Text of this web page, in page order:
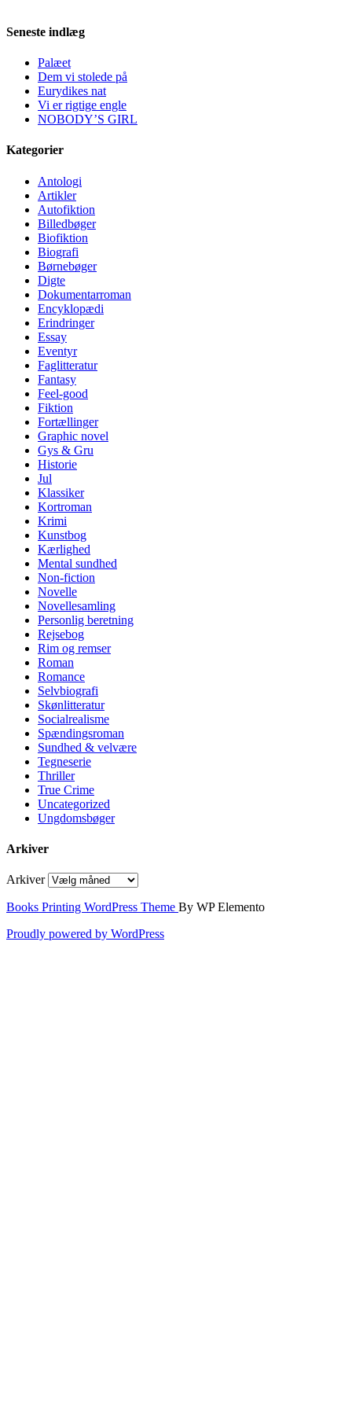
Seneste indlæg
Palæet
Dem vi stolede på
Eurydikes nat
Vi er rigtige engle
NOBODY’S GIRL
Kategorier
Antologi
Artikler
Autofiktion
Billedbøger
Biofiktion
Biografi
Børnebøger
Digte
Dokumentarroman
Encyklopædi
Erindringer
Essay
Eventyr
Faglitteratur
Fantasy
Feel-good
Fiktion
Fortællinger
Graphic novel
Gys & Gru
Historie
Jul
Klassiker
Kortroman
Krimi
Kunstbog
Kærlighed
Mental sundhed
Non-fiction
Novelle
Novellesamling
Personlig beretning
Rejsebog
Rim og remser
Roman
Romance
Selvbiografi
Skønlitteratur
Socialrealisme
Spændingsroman
Sundhed & velvære
Tegneserie
Thriller
True Crime
Uncategorized
Ungdomsbøger
Arkiver
Arkiver
Books Printing WordPress Theme By WP Elemento
Proudly powered by WordPress